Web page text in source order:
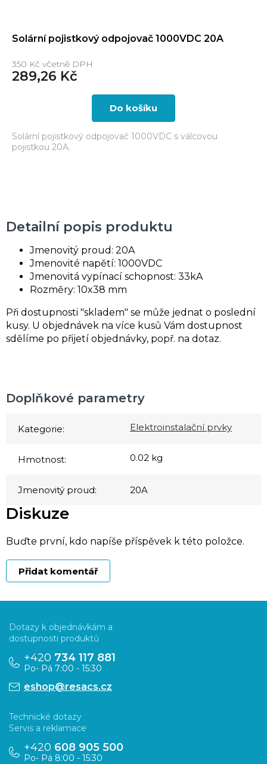
Solární pojistkový odpojovač 1000VDC 20A
350 Kč včetně DPH
289,26 Kč
Do košíku
Solární pojistkový odpojovač 1000VDC s válcovou
pojistkou 20A.
Detailní popis produktu
Jmenovitý proud: 20A
Jmenovité napětí: 1000VDC
Jmenovitá vypínací schopnost: 33kA
Rozměry: 10x38 mm
Při dostupnosti "skladem" se může jednat o poslední
kusy. U objednávek na více kusů Vám dostupnost
sdělíme po přijetí objednávky, popř. na dotaz.
Doplňkové parametry
Kategorie: Elektroinstalační prvky
Hmotnost: 0.02 kg
Jmenovitý proud: 20A
Diskuze
Buďte první, kdo napíše příspěvek k této položce.
Přidat komentář
p
Dotazy k objednávkám a
dostupnosti produktů
+420 734 117 881
Po- Pá 7:00 - 15:30
eshop@resacs.cz
Technické dotazy
Servis a reklamace
+420 608 905 500
Po- Pá 8:00 - 15:30